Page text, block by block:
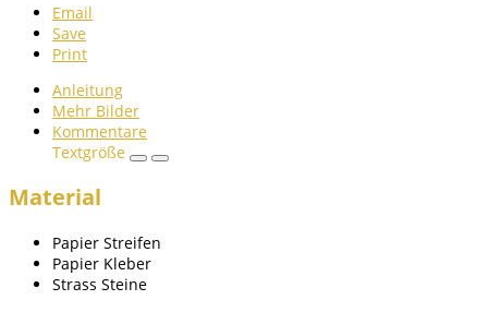
Email
Save
Print
Anleitung
Mehr Bilder
Kommentare
Textgröße
Material
Papier Streifen
Papier Kleber
Strass Steine